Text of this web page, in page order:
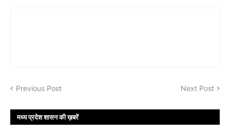
Previous Post Next Post
मध्य प्रदेश शासन की ख़बरें